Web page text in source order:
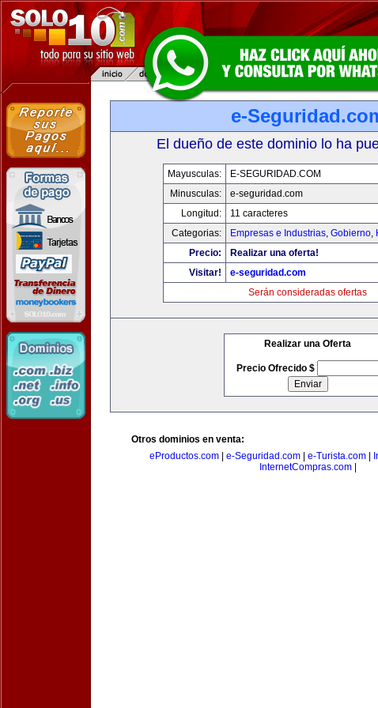
e-
El dueño de este dominio lo ha
Mayusculas:
E-SEGURIDAD.COM
Minusculas:
e-seguridad.com
Longitud:
11 caracteres
Categorias:
Empresas e Industrias, Gobierno,
Precio:
Realizar una oferta!
Visitar!
e-seguridad.com
Serán consideradas ofertas
Realizar una Oferta
Precio Ofrecido $
Otros dominios en venta:
eProductos.com
e-Seguridad.com e-Turista.com
InternetCompras.com|